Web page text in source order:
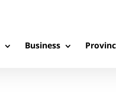
Business